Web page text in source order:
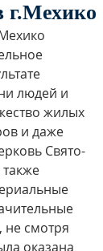
г.Мехико
людей и
жилых
и даже
Свято-
смотря
оказана